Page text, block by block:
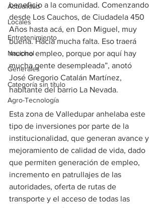
Actualidad
Locales
Entretenimiento
Nacional
Generales
Categoría sin título
Agro-Tecnología
beneficio a la comunidad. Comenzando
desde Los Cauchos, de Ciudadela 450
Años hasta acá, en Don Miguel, muy
buena. Hacía mucha falta. Eso traerá
mucho empleo, porque por aquí hay
mucha gente desempleada”, anotó
José Gregorio Catalán Martínez,
habitante del barrio La Nevada.
Esta zona de Valledupar anhelaba este
tipo de inversiones por parte de la
institucionalidad, que generan avance y
mejoramiento de calidad de vida, dado
que permiten generación de empleo,
incremento en patrullajes de las
autoridades, oferta de rutas de
transporte y el acceso de todas las